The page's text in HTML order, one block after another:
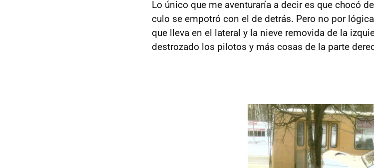
Lo único que me aventuraría a decir es que chocó
culo se empotró con el de detrás. Pero no por
que lleva en el lateral y la nieve removida de la
destrozado los pilotos y más cosas de la parte